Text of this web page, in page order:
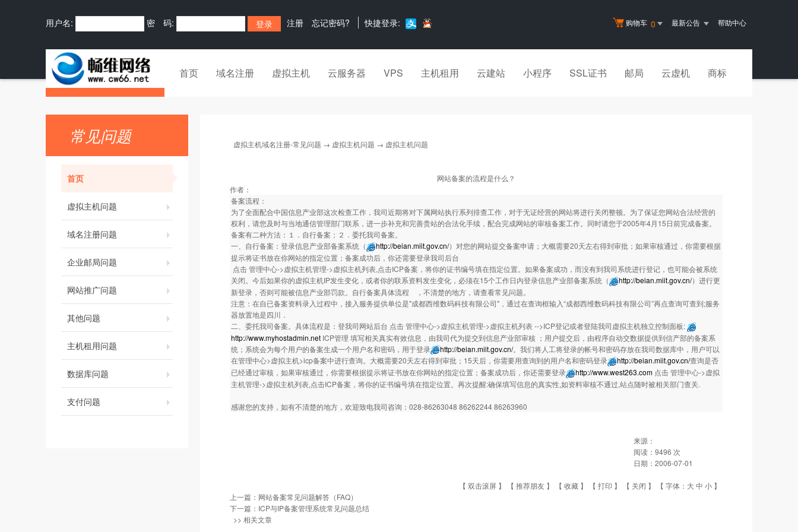
购物车 0 最新公告 帮助中心
用户名: 密 码: 注册 忘记密码? 快捷登录:
首页 域名注册 虚拟主机 云服务器 VPS 主机租用 云建站 小程序 SSL证书 邮局 云虚机 商标
常见问题
首页
虚拟主机问题
域名注册问题
企业邮局问题
网站推广问题
其他问题
主机租用问题
数据库问题
支付问题
虚拟主机域名注册-常见问题 → 虚拟主机问题 → 虚拟主机问题
网站备案的流程是什么？
作者：
备案流程：
为了全面配合中国信息产业部这次检查工作，我司近期将对下属网站执行系列排查工作，对于无证经营的网站将进行关闭整顿。为了保证您网站合法经营的
权利，请您及时与当地通信管理部门联系，进一步补充和完善贵站的合法化手续，配合完成网站的审核备案工作。同时请您于2005年4月15日前完成备案。
备案有二种方法：１．自行备案；２．委托我司备案。
一、自行备案：登录信息产业部备案系统（
http://beian.miit.gov.cn/）对您的网站提交备案申请；大概需要20天左右得到审批；如果审核通过，你需要根据
提示将证书放在你网站的指定位置；备案成功后，你还需要登录我司后台
点击 管理中心->虚拟主机管理->虚拟主机列表,点击ICP备案，将你的证书编号填在指定位置。如果备案成功，而没有到我司系统进行登记，也可能会被系统
关闭。今后如果你的虚拟主机IP发生变化，或者你的联系资料发生变化，必须在15个工作日内登录信息产业部备案系统（
http://beian.miit.gov.cn/）进行更
新登录，否则可能被信息产业部罚款。自行备案具体流程 ，不清楚的地方，请查看常见问题。
注意：在自已备案资料录入过程中，接入服务提供单位是"成都西维数码科技有限公司"，通过在查询框输入“成都西维数码科技有限公司”再点查询可查到;服务
器放置地是四川．
二、委托我司备案。具体流程是：登我司网站后台 点击 管理中心->虚拟主机管理->虚拟主机列表 -->ICP登记或者登陆我司虚拟主机独立控制面板:
http://www.myhostadmin.net ICP管理 填写相关真实有效信息，由我司代为提交到信息产业部审核 ；用户提交后，由程序自动交数据提供到信产部的备案系
统；系统会为每个用户的备案生成一个用户名和密码，用于登录
http://beian.miit.gov.cn/。我们将人工将登录的帐号和密码存放在我司数据库中，用户可以
在管理中心>虚拟主机>icp备案中进行查询。大概需要20天左右得到审批；15天后，你需要用查询到的用户名和密码登录
http://beian.miit.gov.cn/查询是否
已经通过审核，如果审核通过，你需要根据提示将证书放在你网站的指定位置；备案成功后，你还需要登录
http://www.west263.com 点击 管理中心->虚拟
主机管理->虚拟主机列表,点击ICP备案，将你的证书编号填在指定位置。再次提醒:确保填写信息的真实性,如资料审核不通过,站点随时被相关部门查关.
感谢您的支持，如有不清楚的地方，欢迎致电我司咨询：028-86263048 86262244 86263960
来源：
阅读： 9496 次
日期： 2006-07-01
【 双击滚屏 】 【 推荐朋友 】 【 收藏 】 【 打印 】 【 关闭 】 【 字体： 大中 小 】
上一篇： 网站备案常见问题解答（FAQ）
下一篇： ICP与IP备案管理系统常见问题总结
>> 相关文章